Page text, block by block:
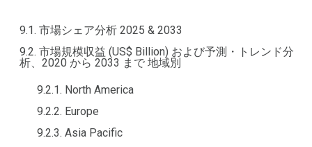
9.1. 市場シェア分析 2025 & 2033
9.2. 市場規模収益 (US$ Billion) および予測・トレンド分
析、2020 から 2033 まで 地域別
9.2.1. North America
9.2.2. Europe
9.2.3. Asia Pacific